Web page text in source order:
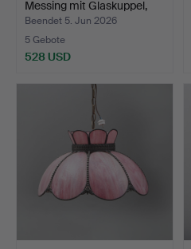
Messing mit Glaskuppel,
mög…
Beendet 5. Jun 2026
5 Gebote
528 USD